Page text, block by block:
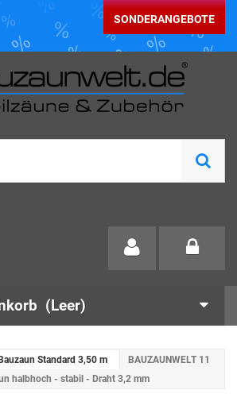
SONDERANGEBOTE
(Leer)
Bauzaun Standard 3,50 m
BAUZAUNWELT 11
halbhoch - stabil - Draht 3,2 mm